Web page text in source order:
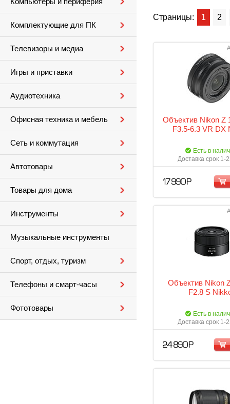
Комплектующие для ПК
Телевизоры и медиа
Игры и приставки
Аудиотехника
Офисная техника и мебель
Сеть и коммутация
Автотовары
Товары для дома
Инструменты
Музыкальные инструменты
Спорт, отдых, туризм
Телефоны и смарт-часы
Фототовары
Страницы: 1 2
Объектив Nikon Z
F3.5-6.3 VR DX
Есть в
Доставка срок 1-
17 990 Р
Объектив Nikon
F2.8 S
Есть в
Доставка срок 1-
24 890 Р